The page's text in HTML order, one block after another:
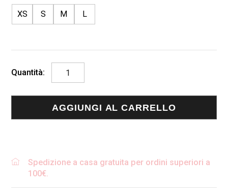
XS S M L
balloon
AGGIUNGI AL CARRELLO
Spedizione a casa gratuita per ordini superiori a
100€.